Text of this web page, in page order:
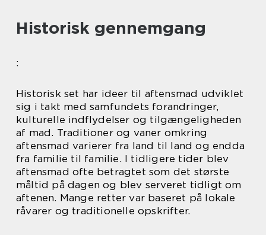
Historisk gennemgang
:
Historisk set har ideer til aftensmad udviklet
sig i takt med samfundets forandringer,
kulturelle indflydelser og tilgængeligheden
af mad. Traditioner og vaner omkring
aftensmad varierer fra land til land og endda
fra familie til familie. I tidligere tider blev
aftensmad ofte betragtet som det største
måltid på dagen og blev serveret tidligt om
aftenen. Mange retter var baseret på lokale
råvarer og traditionelle opskrifter.